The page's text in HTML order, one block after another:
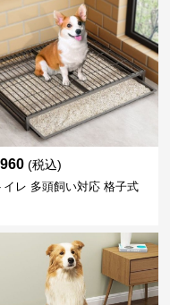
(税込)
イレ 多頭飼い対応 格子式